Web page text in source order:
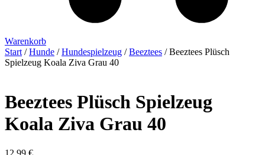
Warenkorb
Start /Hunde /Hundespielzeug /Beeztees / Beeztees Plüsch
Spielzeug Koala Ziva Grau 40
Beeztees Plüsch Spielzeug
Koala Ziva Grau 40
12,99 €